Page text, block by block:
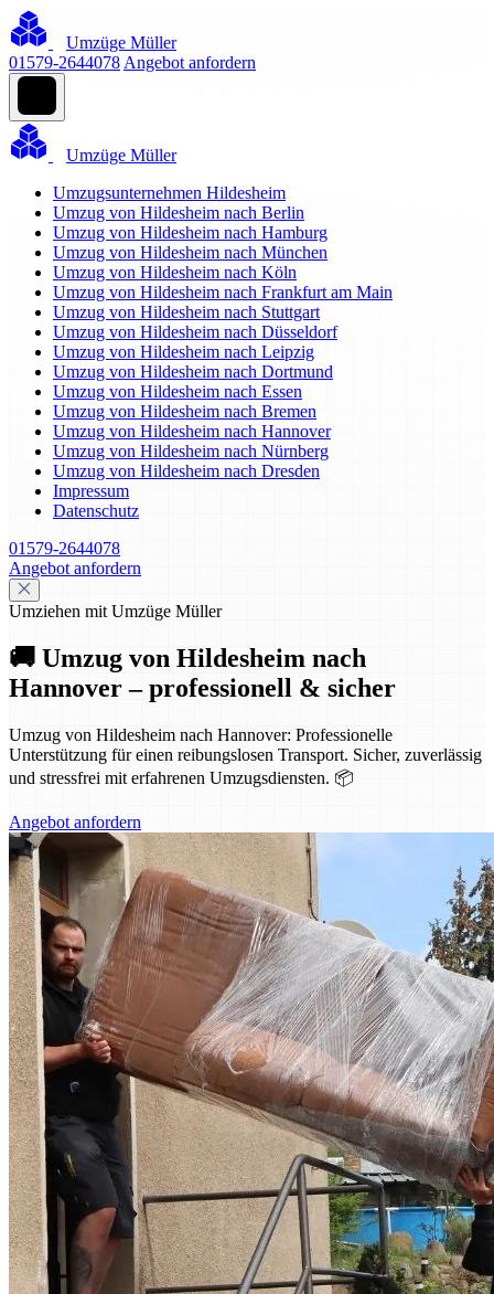
Umzüge Müller
01579-2644078 Angebot anfordern
Umzüge Müller
Umzugsunternehmen Hildesheim
Umzug von Hildesheim nach Berlin
Umzug von Hildesheim nach Hamburg
Umzug von Hildesheim nach München
Umzug von Hildesheim nach Köln
Umzug von Hildesheim nach Frankfurt am Main
Umzug von Hildesheim nach Stuttgart
Umzug von Hildesheim nach Düsseldorf
Umzug von Hildesheim nach Leipzig
Umzug von Hildesheim nach Dortmund
Umzug von Hildesheim nach Essen
Umzug von Hildesheim nach Bremen
Umzug von Hildesheim nach Hannover
Umzug von Hildesheim nach Nürnberg
Umzug von Hildesheim nach Dresden
Impressum
Datenschutz
01579-2644078
Angebot anfordern
Umziehen mit Umzüge Müller
🚚 Umzug von Hildesheim nach
Hannover – professionell & sicher
Umzug von Hildesheim nach Hannover: Professionelle
Unterstützung für einen reibungslosen Transport. Sicher, zuverlässig
und stressfrei mit erfahrenen Umzugsdiensten. 📦
Angebot anfordern